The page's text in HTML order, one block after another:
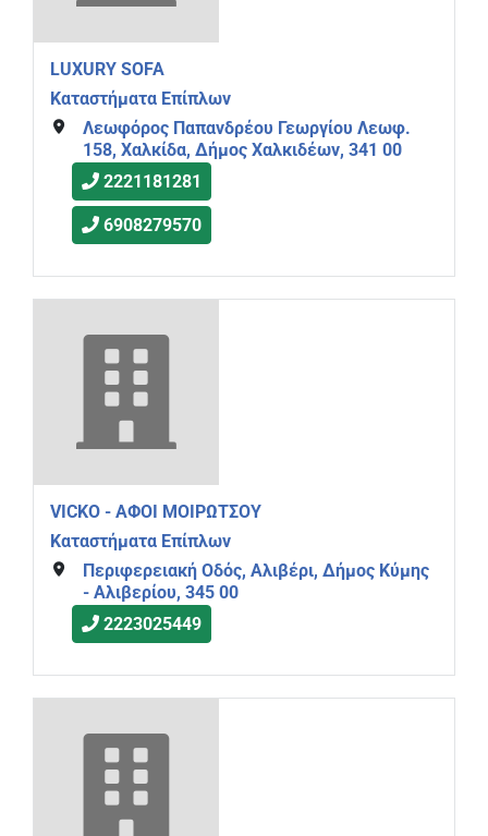
LUXURY SOFA
Καταστήματα Επίπλων
Λεωφόρος Παπανδρέου Γεωργίου Λεωφ.
158, Χαλκίδα, Δήμος Χαλκιδέων, 341 00
2221181281
6908279570
VICKO - ΑΦΟΙ ΜΟΙΡΩΤΣΟΥ
Καταστήματα Επίπλων
Περιφερειακή Οδός, Αλιβέρι, Δήμος Κύμης
- Αλιβερίου, 345 00
2223025449